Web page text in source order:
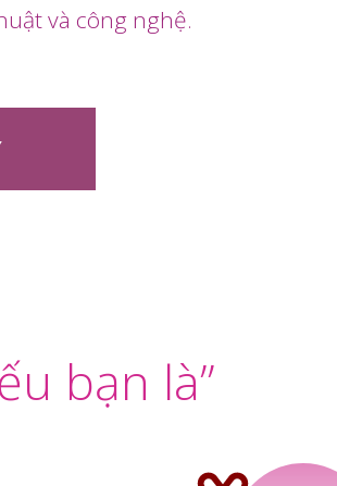
và công nghệ.
bạn là”